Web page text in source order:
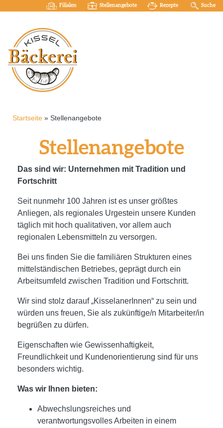
Filialen Stellenangebote Rezepte Suche
Startseite » Stellenangebote
Stellenangebote
Das sind wir: Unternehmen mit Tradition und
Fortschritt
Seit nunmehr 100 Jahren ist es unser größtes
Anliegen, als regionales Urgestein unsere Kunden
täglich mit hoch qualitativen, vor allem auch
regionalen Lebensmitteln zu versorgen.
Bei uns finden Sie die familiären Strukturen eines
mittelständischen Betriebes, geprägt durch ein
Arbeitsumfeld zwischen Tradition und Fortschritt.
Wir sind stolz darauf „KisselanerInnen“ zu sein und
würden uns freuen, Sie als zukünftige/n Mitarbeiter/in
begrüßen zu dürfen.
Eigenschaften wie Gewissenhaftigkeit,
Freundlichkeit und Kundenorientierung sind für uns
besonders wichtig.
Was wir Ihnen bieten:
Abwechslungsreiches und
verantwortungsvolles Arbeiten in einem